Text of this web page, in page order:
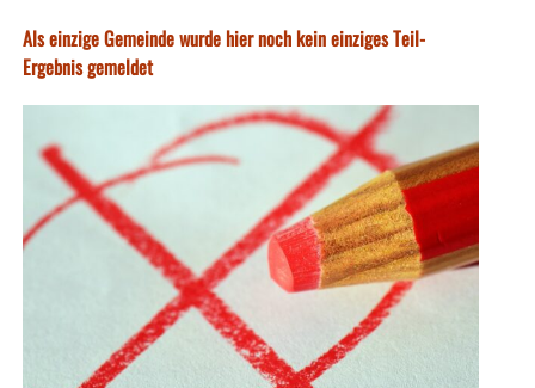
Als einzige Gemeinde wurde hier noch kein einziges Teil-
Ergebnis gemeldet